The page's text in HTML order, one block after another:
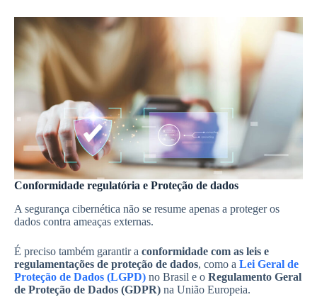
Conformidade regulatória e Proteção de dados
A segurança cibernética não se resume apenas a proteger os
dados contra ameaças externas.
É preciso também garantir a conformidade com as leis e
regulamentações de proteção de dados, como a Lei Geral de
Proteção de Dados (LGPD) no Brasil e o Regulamento Geral
de Proteção de Dados (GDPR) na União Europeia.